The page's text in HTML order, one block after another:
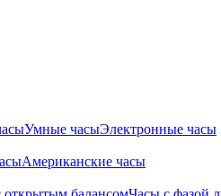
Умные часыЭлектронные часы
Американские часы